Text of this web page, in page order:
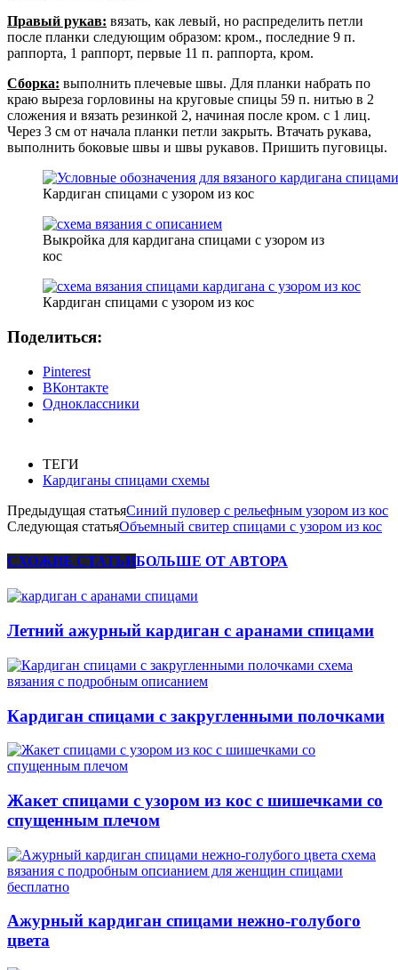
Правый рукав: вязать, как левый, но распределить петли
после планки следующим образом: кром., последние 9 п.
раппорта, 1 раппорт, первые 11 п. раппорта, кром.
Сборка: выполнить плечевые швы. Для планки набрать по
краю выреза горловины на круговые спицы 59 п. нитью в 2
сложения и вязать резинкой 2, начиная после кром. с 1 лиц.
Через 3 см от начала планки петли закрыть. Втачать рукава,
выполнить боковые швы и швы рукавов. Пришить пуговицы.
Кардиган спицами с узором из кос
Выкройка для кардигана спицами с узором из
кос
Кардиган спицами с узором из кос
Поделиться:
Pinterest
ВКонтакте
Одноклассники
ТЕГИ
Кардиганы спицами схемы
Предыдущая статьяСиний пуловер с рельефным узором из кос
Следующая статьяОбъемный свитер спицами с узором из кос
СХОЖИЕ СТАТЬИБОЛЬШЕ ОТ АВТОРА
Летний ажурный кардиган с аранами спицами
Кардиган спицами с закругленными полочками
Жакет спицами с узором из кос с шишечками со
спущенным плечом
Ажурный кардиган спицами нежно-голубого
цвета